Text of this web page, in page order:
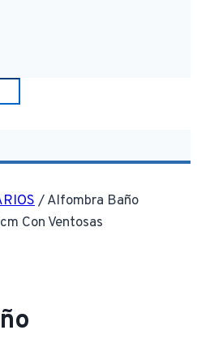
/Alfombra Baño
Con Ventosas